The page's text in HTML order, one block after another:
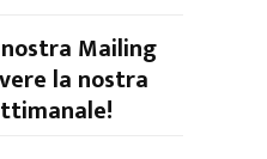
Mailing
la nostra